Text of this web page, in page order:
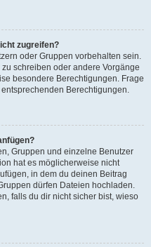
zugreifen?
oder Gruppen vorbehalten sein.
schreiben oder andere Vorgänge
besondere Berechtigungen. Frage
Berechtigungen.
Gruppen und einzelne Benutzer
hat es möglicherweise nicht
in dem du deinen Beitrag
dürfen Dateien hochladen.
falls du dir nicht sicher bist, wieso